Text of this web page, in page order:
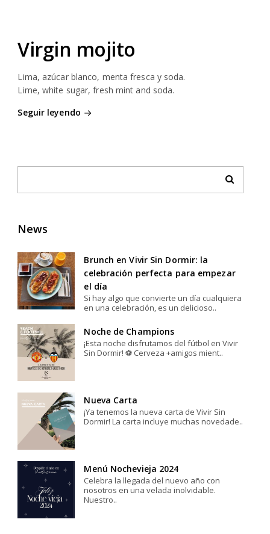
Virgin mojito
Lima, azúcar blanco, menta fresca y soda.
Lime, white sugar, fresh mint and soda.
Seguir leyendo
News
Brunch en Vivir Sin Dormir: la
celebración perfecta para empezar
el día
Si hay algo que convierte un día cualquiera
en una celebración, es un delicioso..
Noche de Champions
¡Esta noche disfrutamos del fútbol en Vivir
Sin Dormir! ⚽️ Cerveza +amigos mient..
Nueva Carta
¡Ya tenemos la nueva carta de Vivir Sin
Dormir! La carta incluye muchas novedade..
Menú Nochevieja 2024
Celebra la llegada del nuevo año con
nosotros en una velada inolvidable.
Nuestro..